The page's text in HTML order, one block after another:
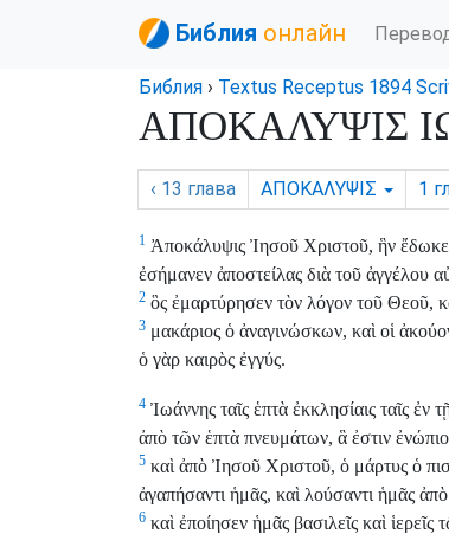
Библия онлайн
Библия › Textus Receptus 1894
ΑΠΟΚΑΛΥΨΙΣ
‹ 13 глава ΑΠΟΚΑΛΥΨΙΣ 1
1 Ἀποκάλυψις Ἰησοῦ Χριστοῦ, ἣν ἔδωκεν
ἐσήμανεν ἀποστείλας διὰ τοῦ ἀγγέλου
2 ὃς ἐμαρτύρησεν τὸν λόγον τοῦ Θεοῦ,
3 μακάριος ὁ ἀναγινώσκων, καὶ οἱ
ὁ γὰρ καιρὸς ἐγγύς.
4 Ἰωάννης ταῖς ἑπτὰ ἐκκλησίαις ταῖς ἐν
ἀπὸ τῶν ἑπτὰ πνευμάτων, ἃ ἐστιν
5 καὶ ἀπὸ Ἰησοῦ Χριστοῦ, ὁ μάρτυς ὁ
ἀγαπήσαντι ἡμᾶς, καὶ λούσαντι ἡμᾶς
6 καὶ ἐποίησεν ἡμᾶς βασιλεῖς καὶ